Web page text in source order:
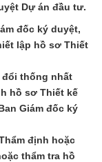
Dự án đầu tư.
đốc ký duyệt,
lập hồ sơ Thiết
thống nhất
hồ sơ Thiết kế
Giám đốc ký
định hoặc
thẩm tra hồ